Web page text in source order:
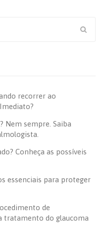
recorrer ao
Nem sempre. Saiba
Conheça as possíveis
essenciais para proteger
de
tratamento do glaucoma